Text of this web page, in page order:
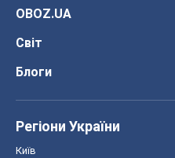
OBOZ.UA
Світ
Блоги
Регіони України
Київ